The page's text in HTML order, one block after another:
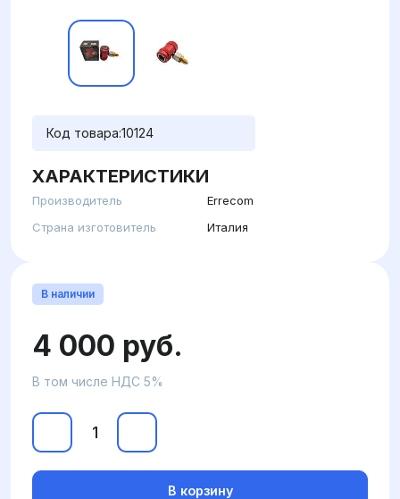
Код товара:10124
ХАРАКТЕРИСТИКИ
Производитель
Errecom
Страна изготовитель
Италия
В наличии
4 000 руб.
В том числе НДС 5%
В корзину